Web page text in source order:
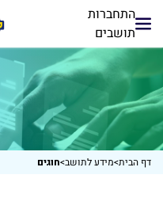
התחברות
תושבים
דף הבית>מידע לתושב>חוגים